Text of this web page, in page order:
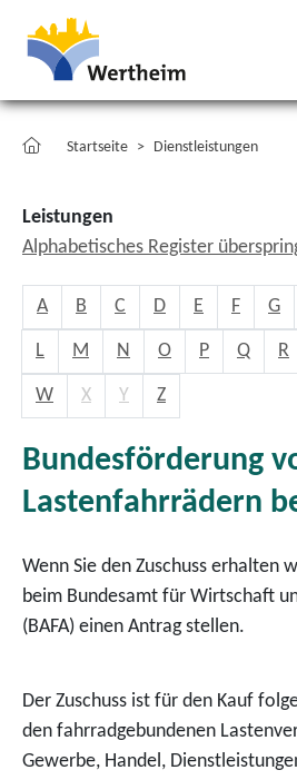
Startseite Dienstleistungen
Leistungen
Alphabetisches Register
A B C D E F G
L M N O P Q R
W X Y Z
Bundesförderung
Lastenfahrrädern
Wenn Sie den Zuschuss erhalten
beim Bundesamt für Wirtschaft
(BAFA) einen Antrag stellen.
Der Zuschuss ist für den Kauf
den fahrradgebundenen
Gewerbe, Handel,